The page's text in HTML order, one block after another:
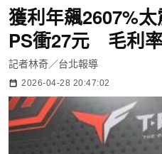
獲利年飆2607%
PS衝27元 毛利
記者林奇／台北報導
2026-04-28 20:47:02